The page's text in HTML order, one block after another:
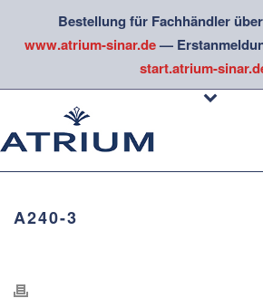
Bestellung für Fachhändler
www.atrium-sinar.de—
start.atrium-
A240-3